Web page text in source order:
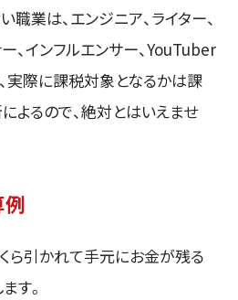
業は、エンジニア、ライター、
、インフルエンサー、YouTuber
実際に課税対象となるかは課
よるので、絶対とはいえませ
ら引かれて手元にお金が残る
す。